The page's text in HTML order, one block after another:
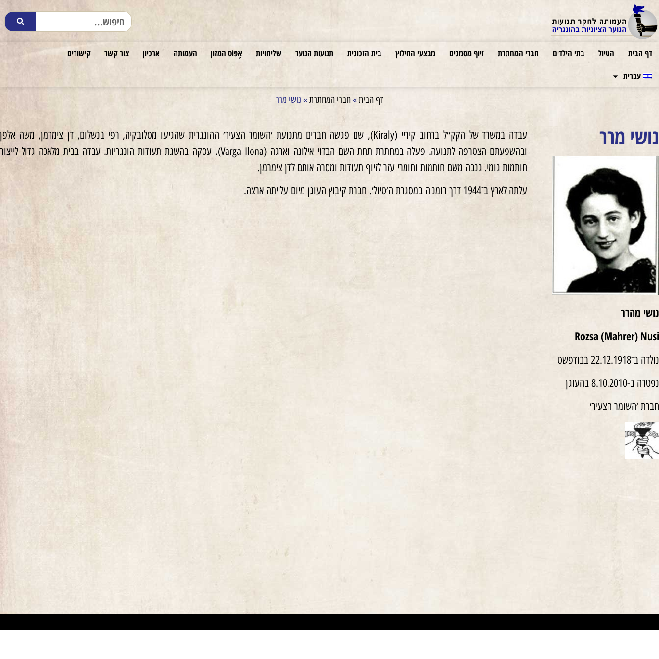
דף הבית הטיול בתי הילדים חברי המחתרת זיוף מסמכים מבצעי החילוץ בית הזכוכית תנועות הנוער שליחויות אֶפּוֹס המזון העמותה ארכיון צור קשר
קישורים
עברית
דף הבית»חברי המחתרת» נושי מרר
נושי מרר
נושי מהרר
Rozsa (Mahrer) Nusi
נולדה ב־22.12.1918 בבודפשט
נפטרה ב-8.10.2010 בהעוגן
חברת ׳השומר הצעיר׳
עבדה במשרד של הקק׳׳ל ברחוב קיריי (Kiraly), שם פגשה חברים מתנועת ׳השומר הצעיר׳ ההונגרית שהגיעו מסלובקיה, רפי בנשלום, דן צימרמן, משה אלפן
ובהשפעתם הצטרפה לתנועה. פעלה במחתרת תחת השם הבדוי אילונה וארגה (Varga Ilona). עסקה בהשגת תעודות הונגריות. עבדה בבית מלאכה גדול לייצור
חותמות גומי. גנבה משם חותמות וחומרי עזר לזיוף תעודות ומסרה אותם לדן צימרמן.
עלתה לארץ ב־1944 דרך רומניה במסגרת ה׳טיול׳. חברת קיבוץ העוגן מיום עלייתה ארצה.